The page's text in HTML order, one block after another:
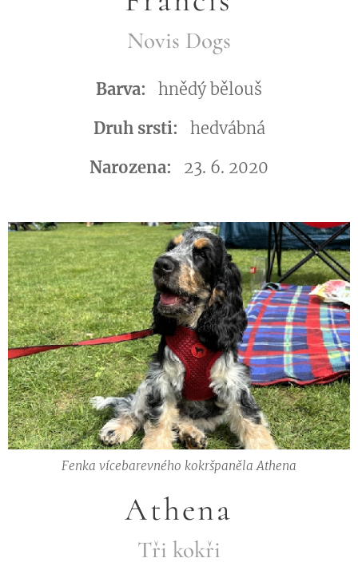
Novis Dogs
Barva: hnědý bělouš
Druh srsti: hedvábná
Narozena: 23. 6. 2020
Fenka vícebarevného kokršpaněla Athena
Athena
Tři kokři